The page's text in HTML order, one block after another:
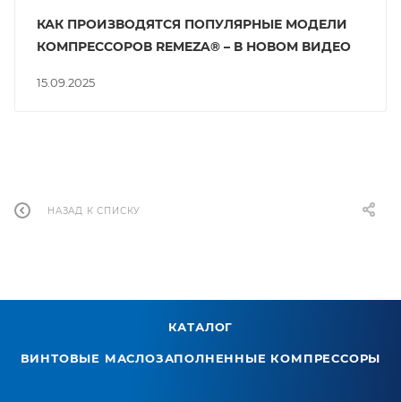
15.09.2025
КАК ПРОИЗВОДЯТСЯ ПОПУЛЯРНЫЕ МОДЕЛИ
КОМПРЕССОРОВ REMEZA® – В НОВОМ ВИДЕО
НАЗАД К СПИСКУ
КАТАЛОГ
ВИНТОВЫЕ МАСЛОЗАПОЛНЕННЫЕ КОМПРЕССОРЫ